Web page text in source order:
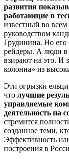
развития
работающие в
известный во
руководством
Грудинина. Но его
рейдеры. А люди в
взирают на это. И
колонна» из
Эти огрызки
что лучшие
управляемые
деятельность на
стремится
созданное теми,
Эффективность
построения в